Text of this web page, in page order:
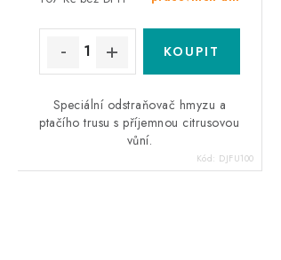
t
ů
Speciální odstraňovač hmyzu a
ptačího trusu s příjemnou citrusovou
vůní.
Kód: DJFU100